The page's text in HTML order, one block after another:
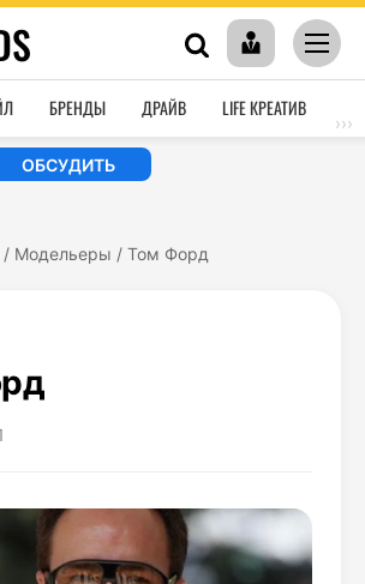
БРЕНДЫ ДРАЙВ LIFE КРЕАТИВ
›››
ОБСУДИТЬ
/ Модельеры / Том Форд